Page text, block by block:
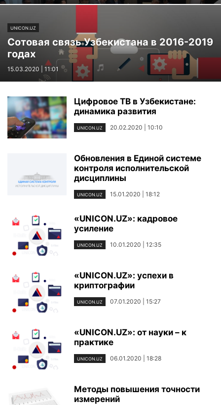
UNICON.UZ
Сотовая связь Узбекистана в 2016-2019
годах
15.03.2020 | 11:01
Цифровое ТВ в Узбекистане:
динамика развития
UNICON.UZ 20.02.2020 | 10:10
Обновления в Единой системе
контроля исполнительской
дисциплины
UNICON.UZ 15.01.2020 | 18:12
«UNICON.UZ»: кадровое
усиление
UNICON.UZ 10.01.2020 | 12:35
«UNICON.UZ»: успехи в
криптографии
UNICON.UZ 07.01.2020 | 15:27
«UNICON.UZ»: от науки – к
практике
UNICON.UZ 06.01.2020 | 18:28
Методы повышения точности
измерений